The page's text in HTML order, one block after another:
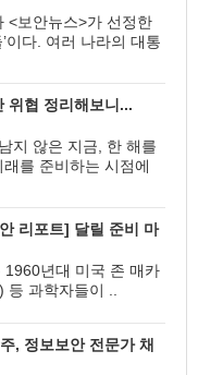
<보안뉴스>가 선정한
이다. 여러 나라의 대통
위협 정리해보니...
지 않은 지금, 한 해를
를 준비하는 시점에
리포트] 달릴 준비 마
1960년대 미국 존 매카
과학자들이 ..
, 정보보안 전문가 채